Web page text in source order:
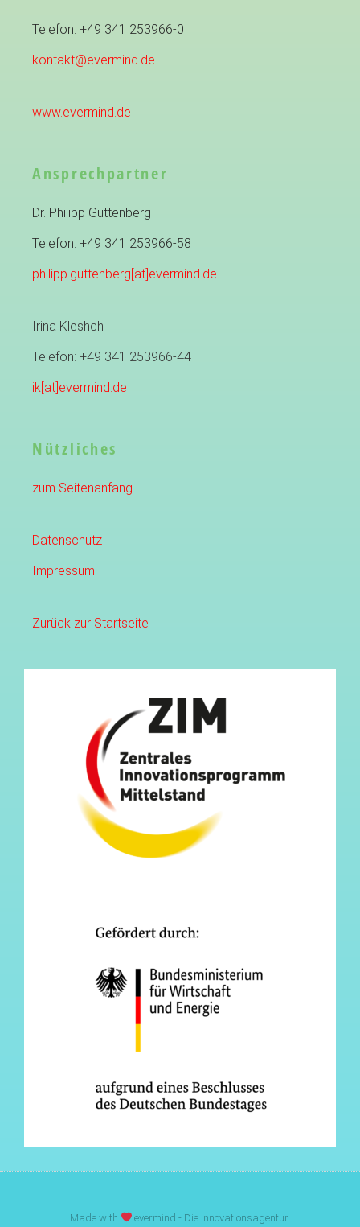
Telefon: +49 341 253966-0
kontakt@evermind.de
www.evermind.de
Ansprechpartner
Dr. Philipp Guttenberg
Telefon: +49 341 253966-58
philipp.guttenberg[at]evermind.de
Irina Kleshch
Telefon: +49 341 253966-44
ik[at]evermind.de
Nützliches
zum Seitenanfang
Datenschutz
Impressum
Zurück zur Startseite
Made with evermind - Die Innovationsagentur.